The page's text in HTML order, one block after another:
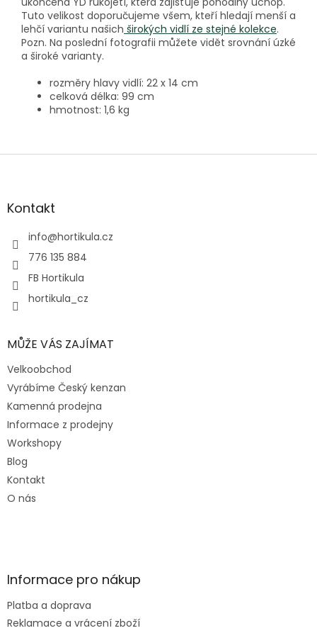
Tuto velikost doporučujeme všem, kteří hledají menší a
lehčí variantu našich širokých vidlí ze stejné kolekce.
Pozn. Na poslední fotografii můžete vidět srovnání úzké
a široké varianty.
rozměry hlavy vidlí: 22 x 14 cm
celková délka: 99 cm
hmotnost: 1,6 kg
Z
aKontakt
info@hortikula.cz
776 135 884
FB Hortikula
hortikula_cz
MŮŽE VÁS ZAJÍMAT
Velkoobchod
Vyrábíme Český kenzan
Kamenná prodejna
Informace z prodejny
Workshopy
Blog
Kontakt
O nás
Informace pro nákup
Platba a doprava
Reklamace a vrácení zboží